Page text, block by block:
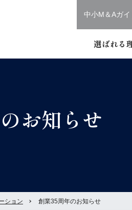
中小M＆Aガ
選ばれる
お知らせ
ション 創業35周年のお知らせ